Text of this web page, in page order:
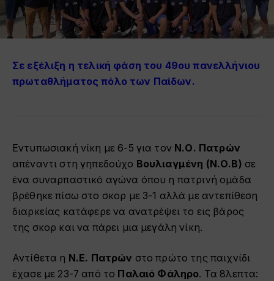
Σε εξέλιξη η τελική φάση του 49ου πανελλήνιου
πρωταθλήματος πόλο των Παίδων.
Εντυπωσιακή νίκη με 6-5 για τον Ν.Ο. Πατρών
απέναντι στη γηπεδούχο Βουλιαγμένη (Ν.Ο.Β) σε
ένα συναρπαστικό αγώνα όπου η πατρινή ομάδα
βρέθηκε πίσω στο σκορ με 3-1 αλλά με αντεπίθεση
διαρκείας κατάφερε να ανατρέψει το εις βάρος
της σκορ και να πάρει μια μεγάλη νίκη.
Αντίθετα η Ν.Ε. Πατρών στο πρώτο της παιχνίδι
έχασε με 23-7 από το Παλαιό Φάληρο. Τα 8λεπτα: